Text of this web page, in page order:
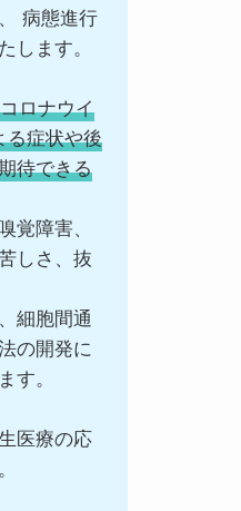
病態進行
します。
ロナウイ
る症状や後
待できる
覚障害、
しさ、抜
細胞間通
の開発に
す。
医療の応